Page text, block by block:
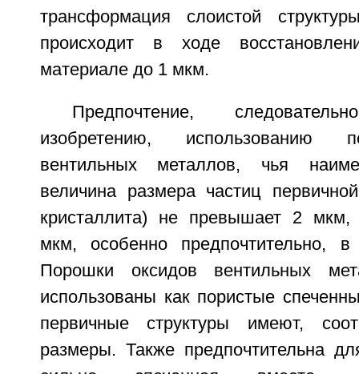
трансформация слоистой
происходит в ходе
материале до 1 мкм.
Предпочтение,
изобретению, использованию
вентильных металлов, чья
величина размера частиц
кристаллита) не превышает 2 мкм,
мкм, особенно предпочтительно,
Порошки оксидов вентильных
использованы как пористые
первичные структуры имеют,
размеры. Также предпочтительна